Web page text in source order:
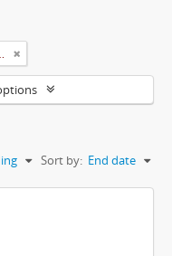
Gerais (Uremg)
Sort by: End date